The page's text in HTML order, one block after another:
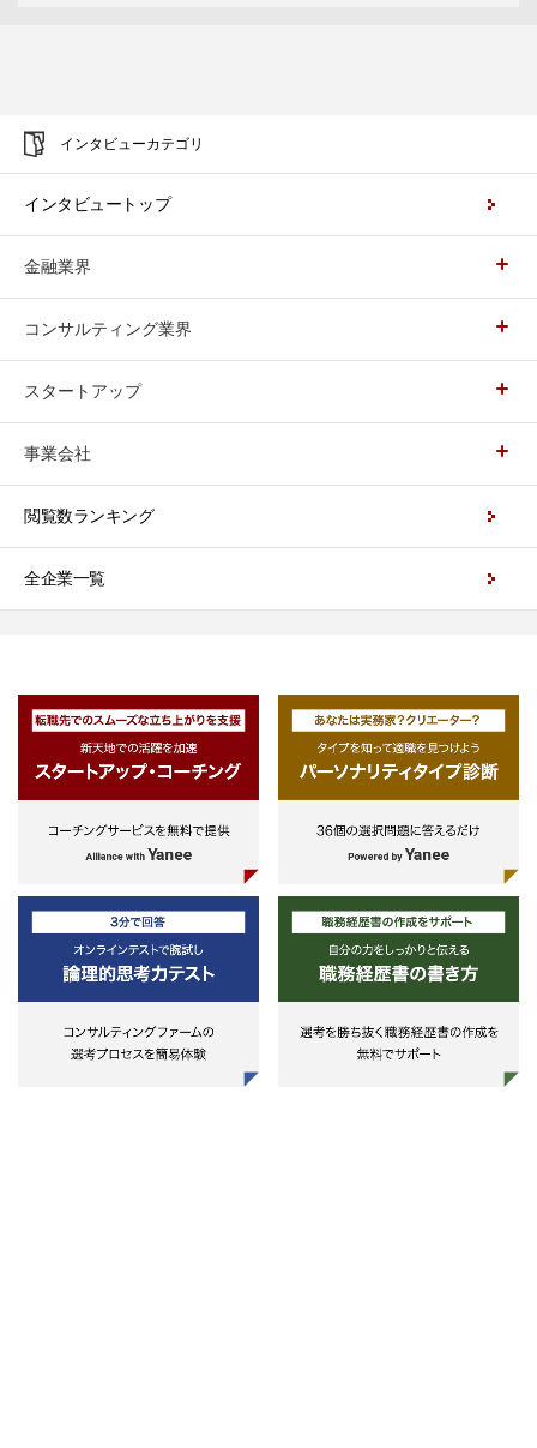
インタビューカテゴリ
インタビュートップ
金融業界
コンサルティング業界
スタートアップ
事業会社
閲覧数ランキング
全企業一覧